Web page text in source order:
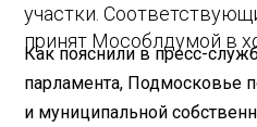
участки.
принят Мособлдумой в
Как пояснили в пресс-
парламента, Подмосковье
и муниципальной